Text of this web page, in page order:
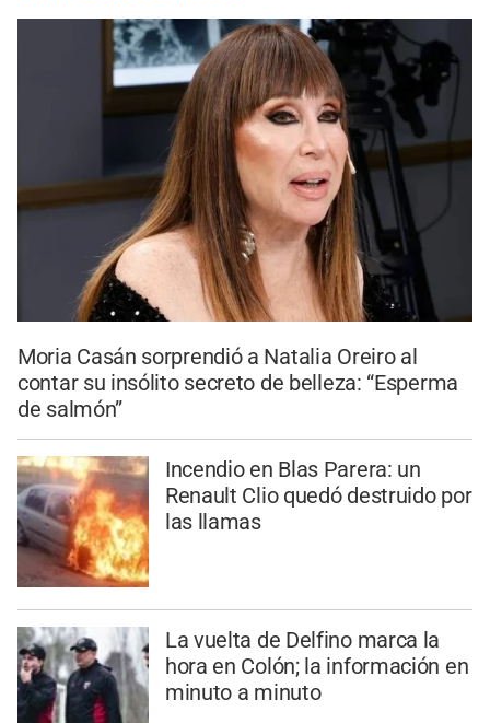
Moria Casán sorprendió a Natalia Oreiro al
contar su insólito secreto de belleza: “Esperma
de salmón”
Incendio en Blas Parera: un
Renault Clio quedó destruido por
las llamas
La vuelta de Delfino marca la
hora en Colón; la información en
minuto a minuto